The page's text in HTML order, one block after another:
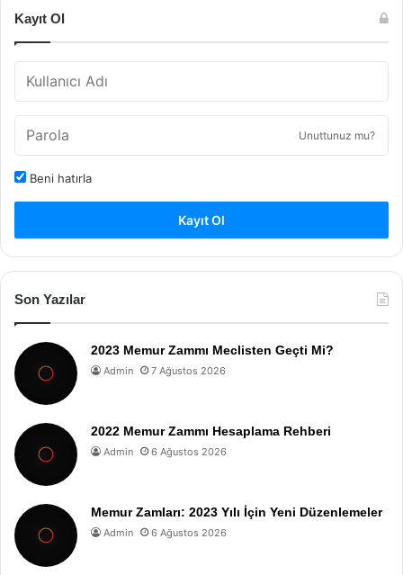
Kayıt Ol
Unuttunuz mu?
Beni hatırla
Kayıt Ol
Son Yazılar
2023 Memur Zammı Meclisten Geçti Mi?
Admin 7 Ağustos 2026
2022 Memur Zammı Hesaplama Rehberi
Admin 6 Ağustos 2026
Memur Zamları: 2023 Yılı İçin Yeni Düzenlemeler
Admin 6 Ağustos 2026